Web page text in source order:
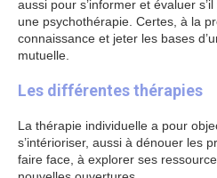
aussi pour s’informer et évaluer
une psychothérapie. Certes, à la
connaissance et jeter les bases
mutuelle.
Les différentes thérapies
La thérapie individuelle a pour
s’intérioriser, aussi à dénouer les
faire face, à explorer ses